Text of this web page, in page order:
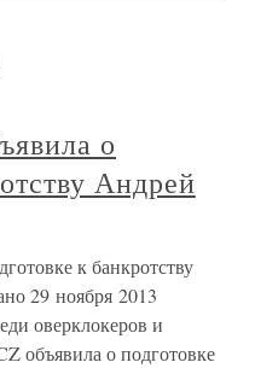
о
Андрей
к банкротству
29 ноября 2013
оверклокеров и
объявила о подготовке